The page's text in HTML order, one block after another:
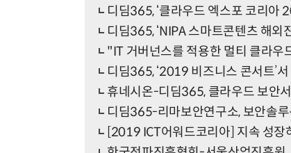
디딤365, ‘클라우드 엑스포 코리아
디딤365, ‘NIPA 스마트콘텐츠 해외
"IT 거버넌스를 적용한 멀티 클라
디딤365, ‘2019 비즈니스 콘서트’
휴네시온-디딤365, 클라우드 보안
디딤365-리마보안연구소, 보안솔
[2019 ICT어워드코리아] 지속 성